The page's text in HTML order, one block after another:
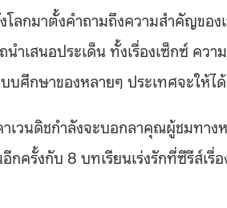
ลกมาตั้งคำถามถึงความสำคัญขอ
ำเสนอประเด็น ทั้งเรื่องเซ็กซ์ คว
ศึกษาของหลายๆ ประเทศจะให้ได้
เวนดิชกำลังจะบอกลาคุณผู้ชมทาง
รั้งกับ 8 บทเรียนเร่งรักที่ซีรีส์เรื่อ